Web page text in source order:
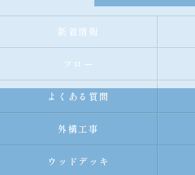
新着情報
フロー
よくある質問
外構工事
ウッドデッキ